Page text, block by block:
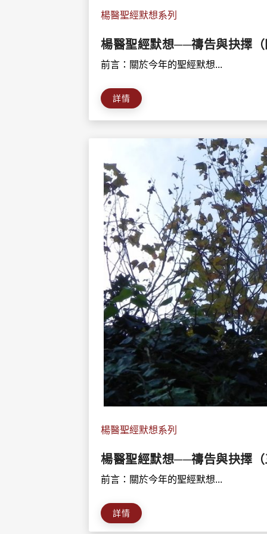
楊醫聖經默想系列
楊醫聖經默想──禱告與抉擇
前言：關於今年的聖經默想...
詳情
楊醫聖經默想系列
楊醫聖經默想──禱告與抉擇
前言：關於今年的聖經默想...
詳情